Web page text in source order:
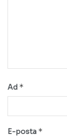
Ad *
E-posta *